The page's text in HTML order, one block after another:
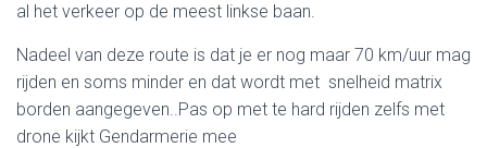
al het verkeer op de meest linkse baan.
Nadeel van deze route is dat je er nog maar 70 km/uur mag
rijden en soms minder en dat wordt met snelheid matrix
borden aangegeven..Pas op met te hard rijden zelfs met
drone kijkt Gendarmerie mee